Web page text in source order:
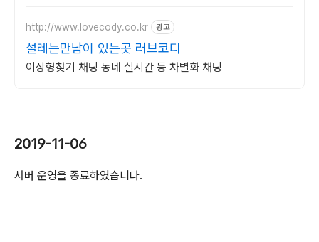
http://www.lovecody.co.kr 광고
설레는만남이 있는곳 러브코디
이상형찾기 채팅 동네 실시간 등 차별화 채팅
2019-11-06
서버 운영을 종료하였습니다.